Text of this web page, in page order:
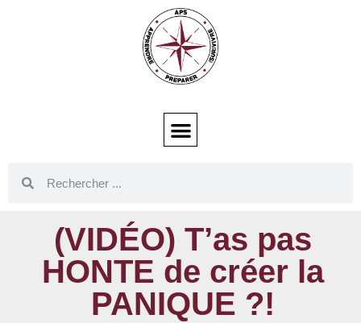
(VIDÉO) T’as pas
HONTE de créer la
PANIQUE ?!